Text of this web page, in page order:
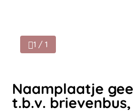
1 / 1
Naamplaatje
t.b.v. brievenbus,